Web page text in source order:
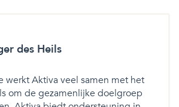
des Heils
werkt Aktiva veel samen met het
om de gezamenlijke doelgroep